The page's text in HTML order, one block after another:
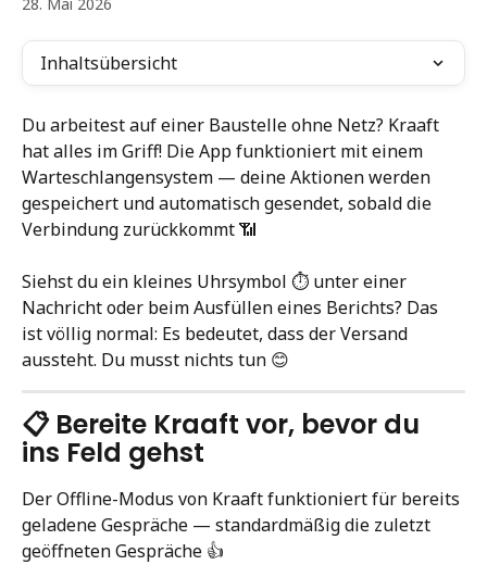
Inhaltsübersicht
Du arbeitest auf einer Baustelle ohne Netz? Kraaft
hat alles im Griff! Die App funktioniert mit einem
Warteschlangensystem — deine Aktionen werden
gespeichert und automatisch gesendet, sobald die
Verbindung zurückkommt 📶
Siehst du ein kleines Uhrsymbol ⏱️ unter einer
Nachricht oder beim Ausfüllen eines Berichts? Das
ist völlig normal: Es bedeutet, dass der Versand
aussteht. Du musst nichts tun 😊
📋 Bereite Kraaft vor, bevor du
ins Feld gehst
Der Offline-Modus von Kraaft funktioniert für bereits
geladene Gespräche — standardmäßig die zuletzt
geöffneten Gespräche 👍